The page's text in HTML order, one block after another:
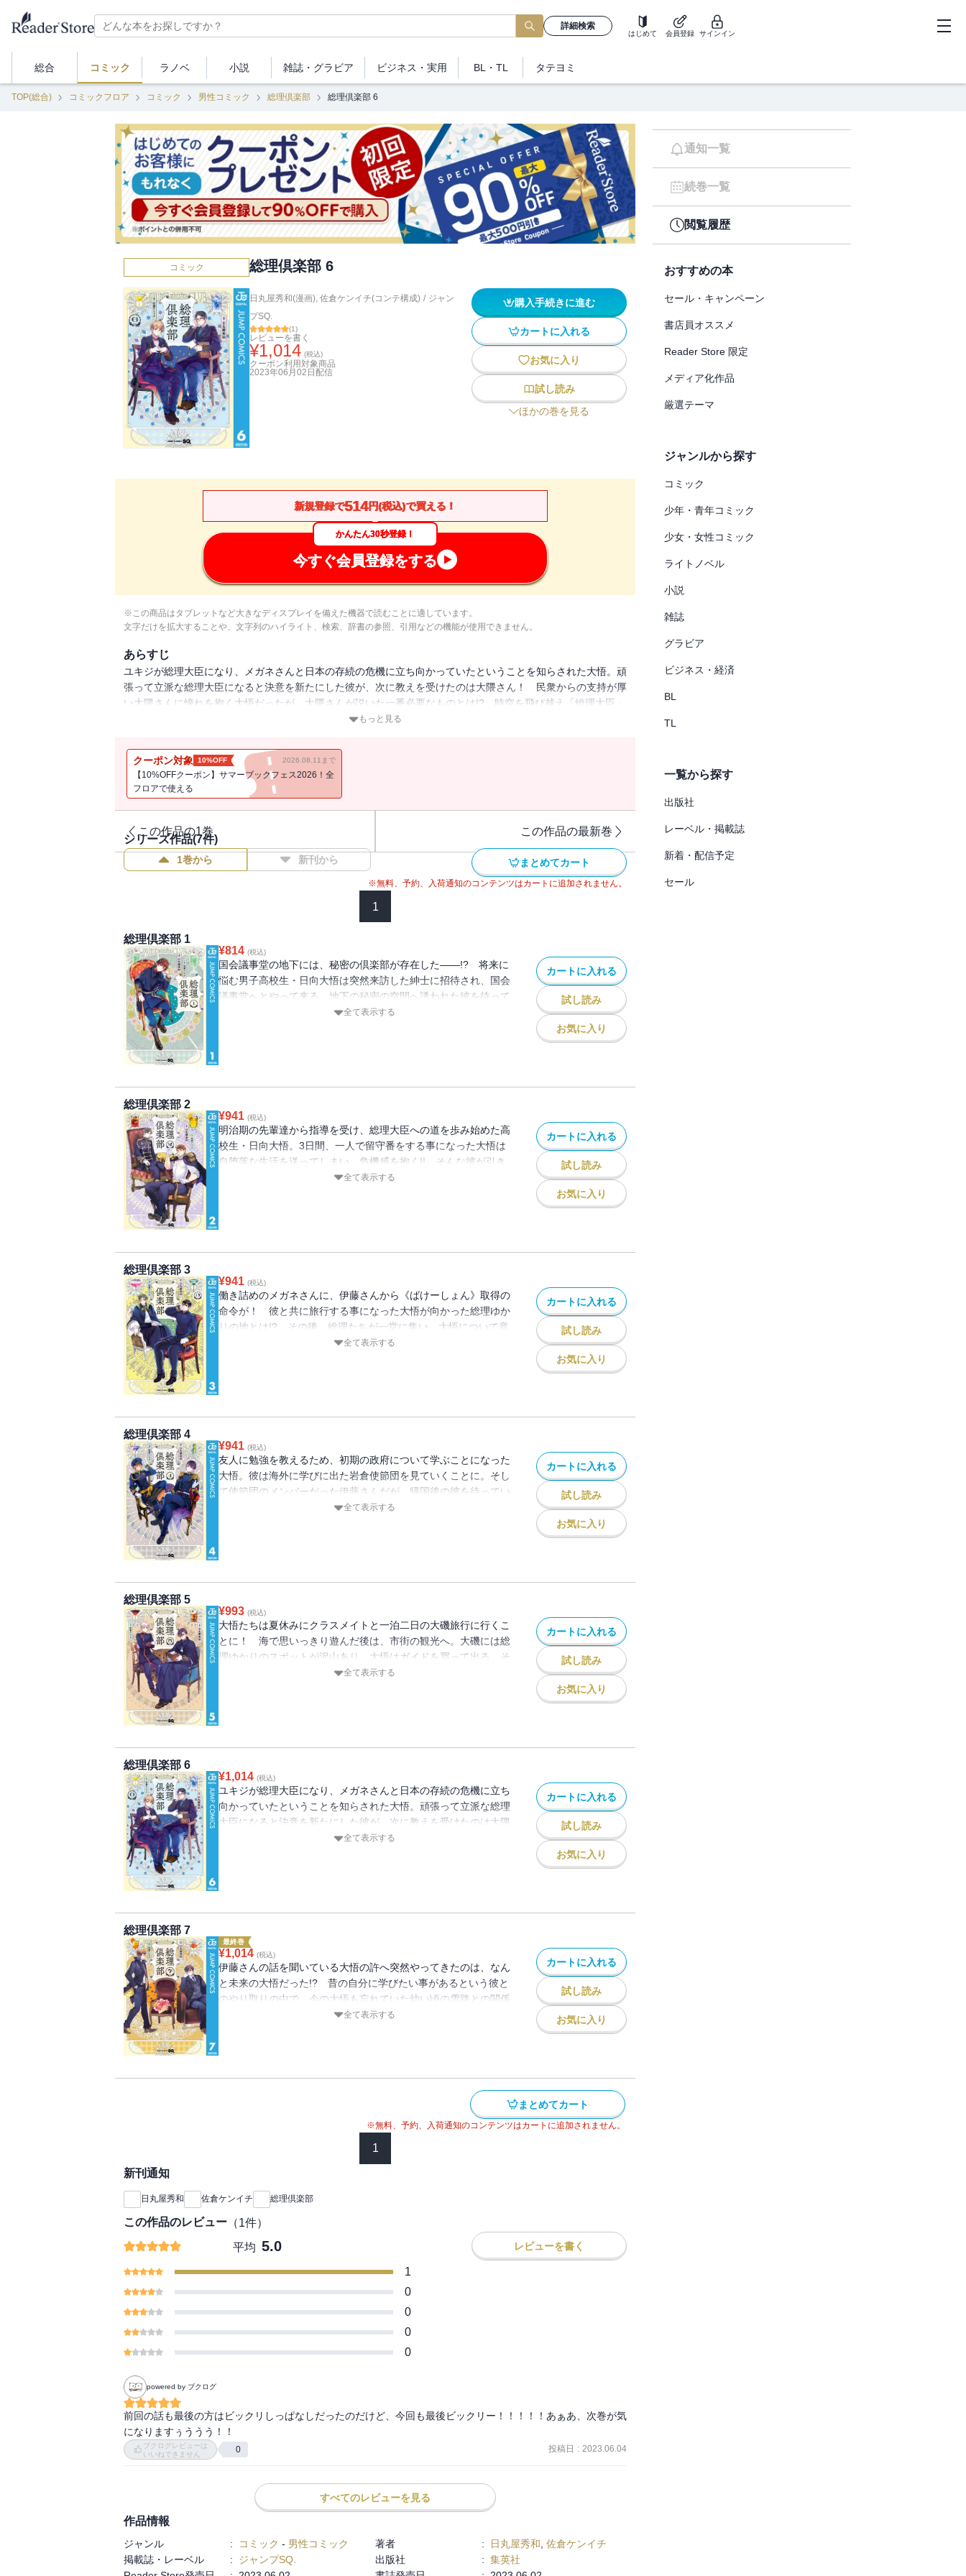
詳細検索
はじめて 会員登録 サインイン
総合 コミック ラノベ 小説 雑誌・ グラビア ビジネス ・実用 BL・TL タテヨミ
TOP(総合) コミックフロア コミック 男性コミック 総理倶楽部 総理倶楽部 6
コミック 総理倶楽部 6
日丸屋秀和(漫画), 佐倉ケンイチ(コンテ構成) / ジャン
プSQ.
(1)
レビューを書く
¥1,014 (税込)
クーポン利用対象商品
2023年06月02日 配信
購入手続きに進む
カートに入れる
お気に入り
試し読み
ほかの巻を見る
新規登録で514円(税込)で買える！
かんたん30秒登録！
今すぐ会員登録をする
※この商品はタブレットなど大きなディスプレイを備えた機器で読むことに適しています。
文字だけを拡大することや、文字列のハイライト、検索、辞書の参照、引用などの機能が使用できません。
あらすじ
ユキジが総理大臣になり、メガネさんと日本の存続の危機に立ち向かっていたということを知らされた大悟。頑
張って立派な総理大臣になると決意を新たにした彼が、次に教えを受けたのは大隈さん！ 民衆からの支持が厚
い大隈さんに憧れを抱く大悟だったが、大隈さんが説いた一番必要なものとは!? 時空を飛び越え「総理大臣」
もっと見る
クーポン対象 10%OFF 2026.08.11まで
【10%OFFクーポン】サマーブックフェス2026！全
フロアで使える
この作品の1巻 この作品の最新巻
シリーズ作品(7件)
1巻から 新刊から まとめてカート
※無料、予約、入荷通知のコンテンツはカートに追加されません。
1
総理倶楽部 1
¥814 (税込)
国会議事堂の地下には、秘密の倶楽部が存在した――!? 将来に
悩む男子高校生・日向大悟は突然来訪した紳士に招待され、国会
議事堂へとやって来る。地下の秘密の空間へ誘われた彼を待って
いたのは日本の歴代総理達だった！ 時空を飛び越え「総理大
全て表示する
カートに入れる
試し読み
お気に入り
総理倶楽部 2
¥941 (税込)
明治期の先輩達から指導を受け、総理大臣への道を歩み始めた高
校生・日向大悟。3日間、一人で留守番をする事になった大悟は
自堕落な生活を送ってしまい、危機感を抱く!! そんな彼が引き
合わされたのは、健康博士とも評される総理大臣で!? 時空を飛
全て表示する
カートに入れる
試し読み
お気に入り
総理倶楽部 3
¥941 (税込)
働き詰めのメガネさんに、伊藤さんから《ばけーしょん》取得の
命令が！ 彼と共に旅行する事になった大悟が向かった総理ゆか
りの地とは!? その後、総理たちが一堂に集い、大悟について意
見を出し合う《総理会議》が開催される!! そこで重大な事実が
全て表示する
カートに入れる
試し読み
お気に入り
総理倶楽部 4
¥941 (税込)
友人に勉強を教えるため、初期の政府について学ぶことになった
大悟。彼は海外に学びに出た岩倉使節団を見ていくことに。そし
て使節団のメンバーだった伊藤さんだが、帰国後の彼を待ってい
たのは大隈さん一強状態だった！ そんな状況を伊藤さんはどう
全て表示する
カートに入れる
試し読み
お気に入り
総理倶楽部 5
¥993 (税込)
大悟たちは夏休みにクラスメイトと一泊二日の大磯旅行に行くこ
とに！ 海で思いっきり遊んだ後は、市街の観光へ。大磯には総
理ゆかりのスポットが沢山あり、大悟はガイドを買って出る。そ
して夜は肝試しをすることになるのだが、そこは、ある総理に関
全て表示する
カートに入れる
試し読み
お気に入り
総理倶楽部 6
¥1,014 (税込)
ユキジが総理大臣になり、メガネさんと日本の存続の危機に立ち
向かっていたということを知らされた大悟。頑張って立派な総理
大臣になると決意を新たにした彼が、次に教えを受けたのは大隈
さん！ 民衆からの支持が厚い大隈さんに憧れを抱く大悟だった
全て表示する
カートに入れる
試し読み
お気に入り
総理倶楽部 7
最終巻
¥1,014 (税込)
伊藤さんの話を聞いている大悟の許へ突然やってきたのは、なん
と未来の大悟だった!? 昔の自分に学びたい事があるという彼と
のやり取りの中で、今の大悟も忘れていた幼い頃の雪路との関係
が発覚する！ 大悟は雪路に忘れていた事を謝罪するため、彼を
全て表示する
カートに入れる
試し読み
お気に入り
まとめてカート
※無料、予約、入荷通知のコンテンツはカートに追加されません。
1
新刊通知
日丸屋秀和 佐倉ケンイチ 総理倶楽部
この作品のレビュー （1件）
平均 5.0 レビューを書く
1
0
0
0
0
powered by ブクログ
前回の話も最後の方はビックリしっぱなしだったのだけど、今回も最後ビックリー！！！！！あぁあ、次巻が気
になりますぅううう！！
ブクログレビューは
いいねできません
0 投稿日 : 2023.06.04
すべてのレビューを見る
作品情報
ジャンル : コミック - 男性コミック 著者 : 日丸屋秀和 佐倉ケンイチ
掲載誌・レーベル
: ジャンプSQ. 出版社 : 集英社
通知一覧
続巻一覧
閲覧履歴
おすすめの本
セール・キャンペーン
書店員オススメ
Reader Store 限定
メディア化作品
厳選テーマ
ジャンルから探す
コミック
少年・青年コミック
少女・女性コミック
ライトノベル
小説
雑誌
グラビア
ビジネス・経済
BL
TL
一覧から探す
出版社
レーベル・掲載誌
新着・配信予定
セール